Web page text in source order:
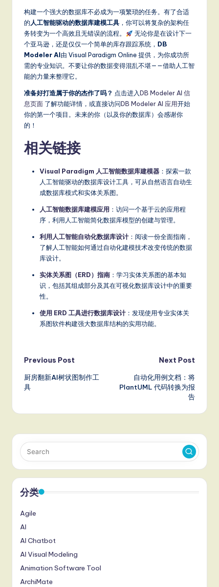
构建一个强大的数据库不必成为一项繁琐的任务。有了合适
的人工智能驱动的数据库建模工具 ，你可以将复杂的架构任
务转变为一个高效且无错误的流程。
无论你是在设计下一
个亚马逊，还是仅仅一个简单的库存跟踪系统， DB
Modeler AI由 Visual Paradigm Online 提供，为你成功所
需的专业知识。不要让你的数据变得混乱不堪——借助人工智
能的力量来整理它。
准备好打造属于你的杰作了吗？ 点击进入DB Modeler AI 信
息页面 了解功能详情，或直接访问DB Modeler AI 应用开始
你的第一个项目。未来的你（以及你的数据库）会感谢你
的！
相关链接
Visual Paradigm 人工智能数据库建模器 ：探索一款
人工智能驱动的数据库设计工具，可从自然语言自动生
成数据库模式和实体关系图。
人工智能数据库建模应用 ：访问一个基于云的应用程
序，利用人工智能简化数据库模型的创建与管理。
利用人工智能自动化数据库设计：阅读一份全面指南，
了解人工智能如何通过自动化建模技术改变传统的数据
库设计。
实体关系图（ERD）指南 ：学习实体关系图的基本知
识，包括其组成部分及其在可视化数据库设计中的重要
性。
使用 ERD 工具进行数据库设计：发现使用专业实体关
系图软件构建强大数据库结构的实用功能。
Post
navigation
Previous Post
厨房翻新AI树状图制作工
具
Next Post
自动化用例文档：将
PlantUML 代码转换为报
告
分类
Agile
AI
AI Chatbot
AI Visual Modeling
Animation Software Tool
ArchiMate